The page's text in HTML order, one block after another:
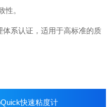
性。
系认证，适用于高标准的质
快速粘度计